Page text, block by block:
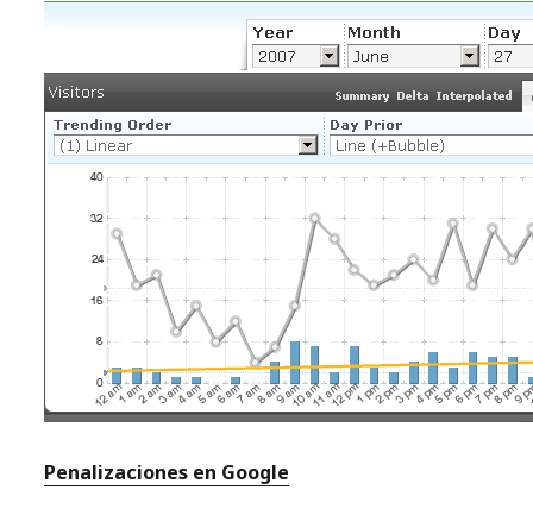
Penalizaciones en Google